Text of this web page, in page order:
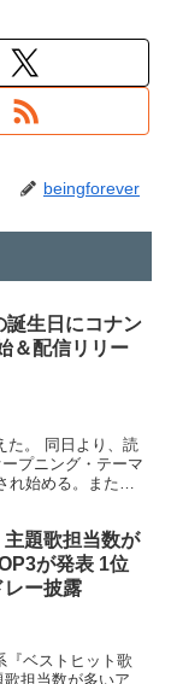
beingforever
誕生日にコナン
＆配信リリー
た。 同日より、読
プニング・テーマ
れ始める。また同
主題歌担当数が
が発表 1位
レー披露
『ベストヒット歌
担当数が多いア